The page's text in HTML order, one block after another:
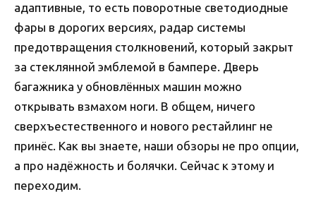
адаптивные, то есть поворотные светодиодные
фары в дорогих версиях, радар системы
предотвращения столкновений, который закрыт
за стеклянной эмблемой в бампере. Дверь
багажника у обновлённых машин можно
открывать взмахом ноги. В общем, ничего
сверхъестественного и нового рестайлинг не
принёс. Как вы знаете, наши обзоры не про опции,
а про надёжность и болячки. Сейчас к этому и
переходим.